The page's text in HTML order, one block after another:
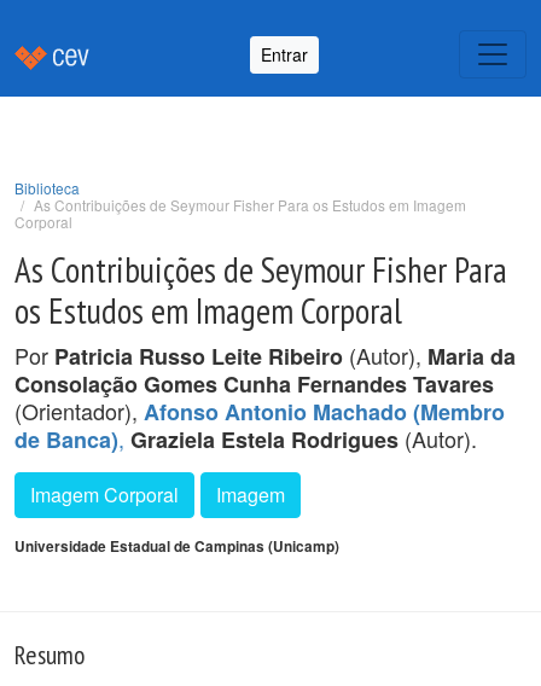
Entrar
Biblioteca
As Contribuições de Seymour Fisher Para os Estudos em Imagem
Corporal
As Contribuições de Seymour Fisher Para
os Estudos em Imagem Corporal
Por Patricia Russo Leite Ribeiro (Autor), Maria da
Consolação Gomes Cunha Fernandes Tavares
(Orientador), Afonso Antonio Machado (Membro
de Banca), Graziela Estela Rodrigues (Autor).
Imagem Corporal Imagem
Universidade Estadual de Campinas (Unicamp)
Resumo